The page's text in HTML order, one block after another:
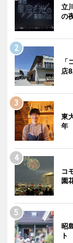
立
の
店
東
年
コ
園
昭
ト